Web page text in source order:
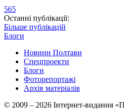
565
Останні публікації:
Більше публікацій
Блоги
Новини Полтави
Спецпроекти
Блоги
Фоторепортажі
Архів матеріалів
© 2009 – 2026 Інтернет-видання